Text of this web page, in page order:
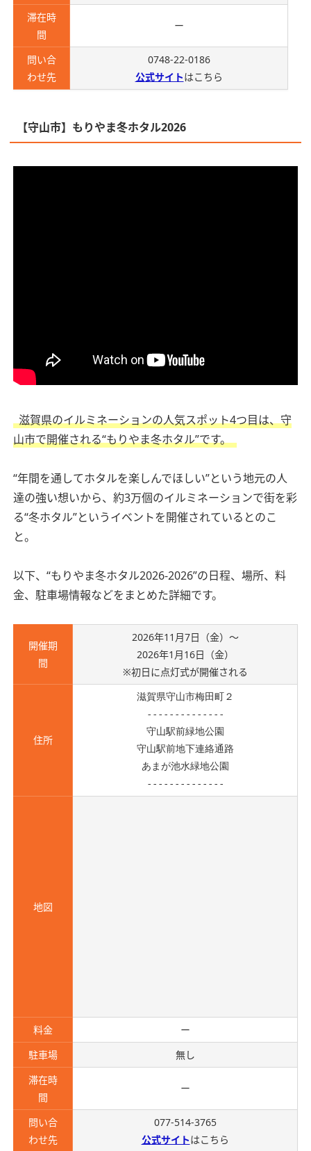
滞在時
間
ー
問い合
わせ先
0748-22-0186
公式サイトはこちら
【守山市】もりやま冬ホタル2026
滋賀県のイルミネーションの人気スポット4つ目は、守
山市で開催される“もりやま冬ホタル”です。
“年間を通してホタルを楽しんでほしい”という地元の人
達の強い想いから、約3万個のイルミネーションで街を彩
る“冬ホタル”というイベントを開催されているとのこ
と。
以下、“もりやま冬ホタル2026-2026”の日程、場所、料
金、駐車場情報などをまとめた詳細です。
開催期
間
2026年11月7日（金）～
2026年1月16日（金）
※初日に点灯式が開催される
住所
滋賀県守山市梅田町２
--------------
守山駅前緑地公園
守山駅前地下連絡通路
あまが池水緑地公園
--------------
地図
料金
ー
駐車場
無し
滞在時
間
ー
問い合
わせ先
077-514-3765
公式サイトはこちら